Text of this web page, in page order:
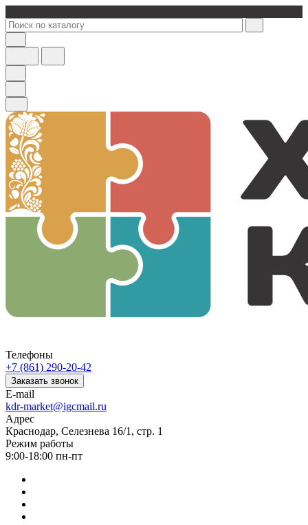
Телефоны
+7 (861) 290-20-42
Заказать звонок
E-mail
kdr-market@igcmail.ru
Адрес
Краснодар, Селезнева 16/1, стр. 1
Режим работы
9:00-18:00 пн-пт